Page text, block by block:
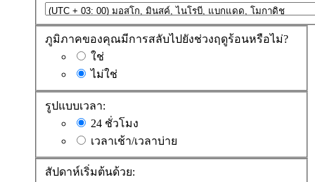
ภูมิภาคของคุณมีการสลับไปยังช่วงฤดูร้อนหรือไม่?
ใช่
ไม่ใช่
รูปแบบเวลา:
24 ชั่วโมง
เวลาเช้า/เวลาบ่าย
สัปดาห์เริ่มต้นด้วย: